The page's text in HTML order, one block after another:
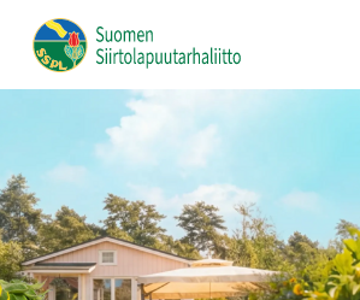
Siirry
sivun
Suomen Siirtolapuutarhaliitto ry